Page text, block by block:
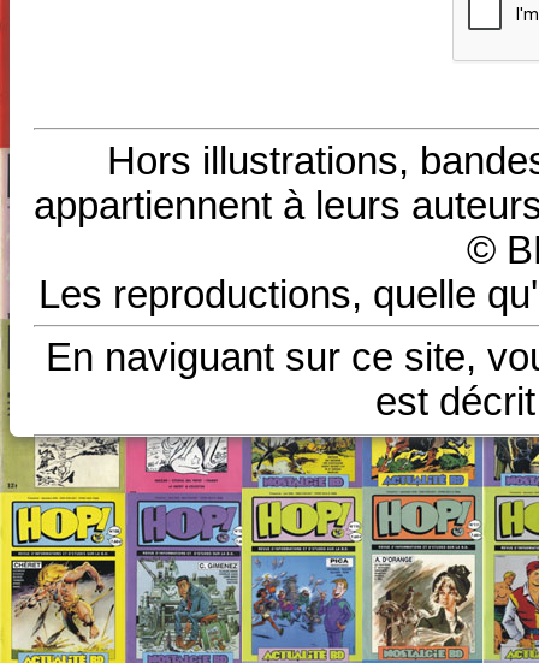
Hors illustrations,
appartiennent à leurs
©
Les reproductions, quelle
En naviguant sur ce site,
est